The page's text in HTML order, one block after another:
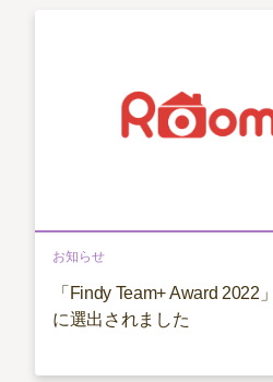
お知らせ
「Findy Team+ Award
に選出されました